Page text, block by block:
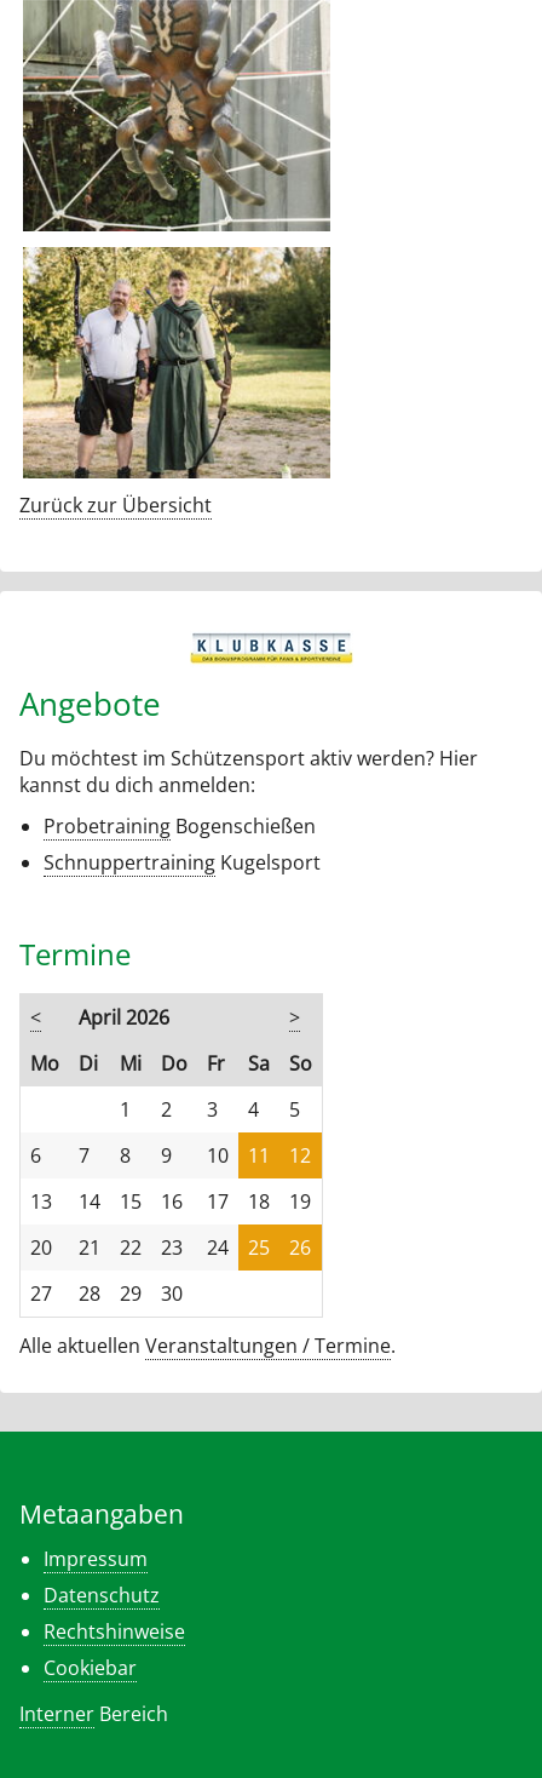
Zurück zur Übersicht
Angebote
Du möchtest im Schützensport aktiv werden? Hier
kannst du dich anmelden:
Probetraining Bogenschießen
Schnuppertraining Kugelsport
Termine
< April 2026
>
Montag
Dienstag
Mittwoch
Donnerstag
Freitag
Samstag
Sonntag
1
2 3 4
5
6
7 8 9 10 11
12
13
14 15 16 17 18
19
20
21 22 23 24 25
26
27
28 29
30
Alle aktuellen Veranstaltungen / Termine.
Metaangaben
Impressum
Datenschutz
Rechtshinweise
Cookiebar
Interner Bereich